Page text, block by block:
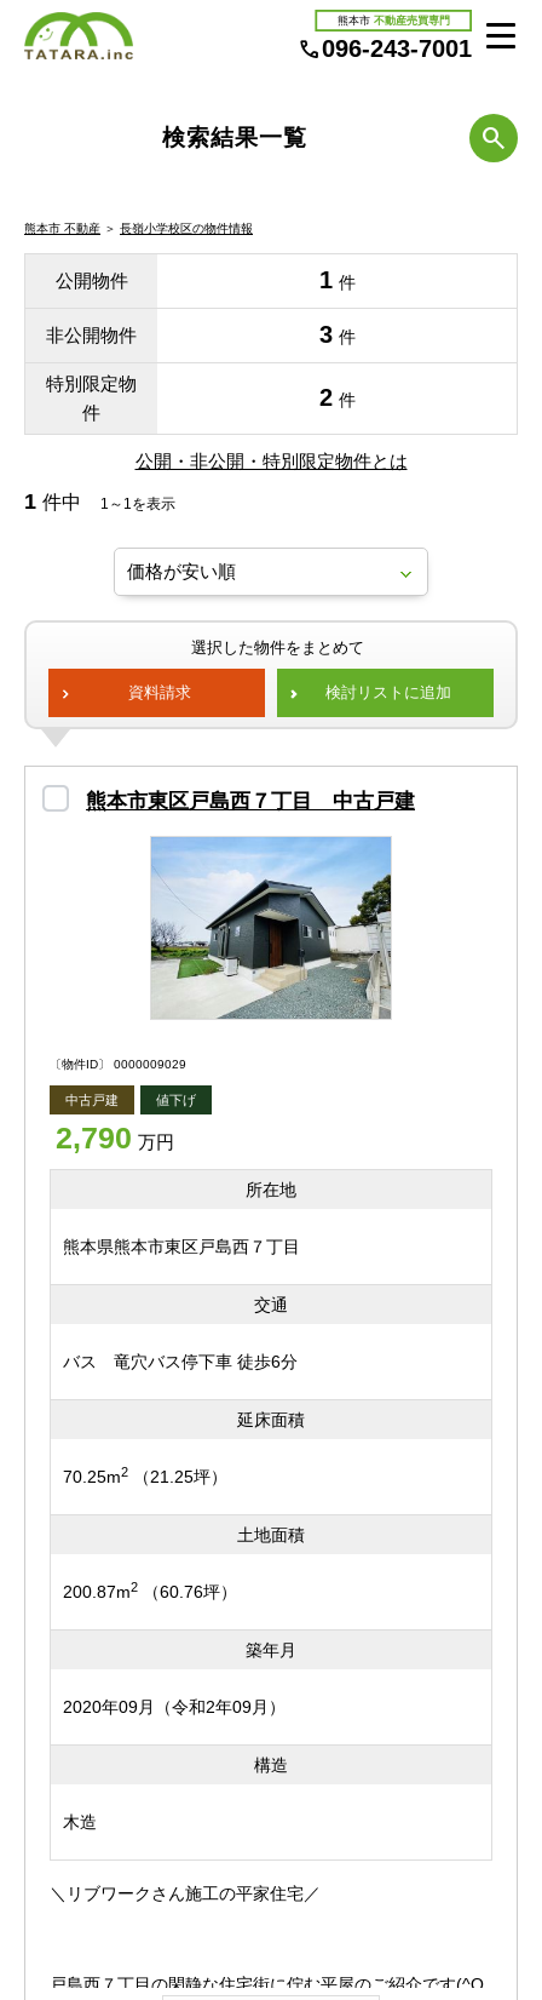
熊本市 不動産売買専門
096-243-7001
検索結果一覧
熊本市 不動産 ＞ 長嶺小学校区の物件情報
公開物件 1 件
非公開物件 3 件
特別限定物
件
2 件
公開・非公開・特別限定物件とは
1 件中 1～1を表示
選択した物件をまとめて
資料請求 検討リストに追加
熊本市東区戸島西７丁目 中古戸建
〔物件ID〕 0000009029
中古戸建 値下げ
2,790 万円
所在地
熊本県熊本市東区戸島西７丁目
交通
バス 竜穴バス停下車 徒歩6分
延床面積
70.25m2 （21.25坪）
土地面積
200.87m2 （60.76坪）
築年月
2020年09月（令和2年09月）
構造
木造
＼リブワークさん施工の平家住宅／
戸島西７丁目の閑静な住宅街に佇む平屋のご紹介です(^O